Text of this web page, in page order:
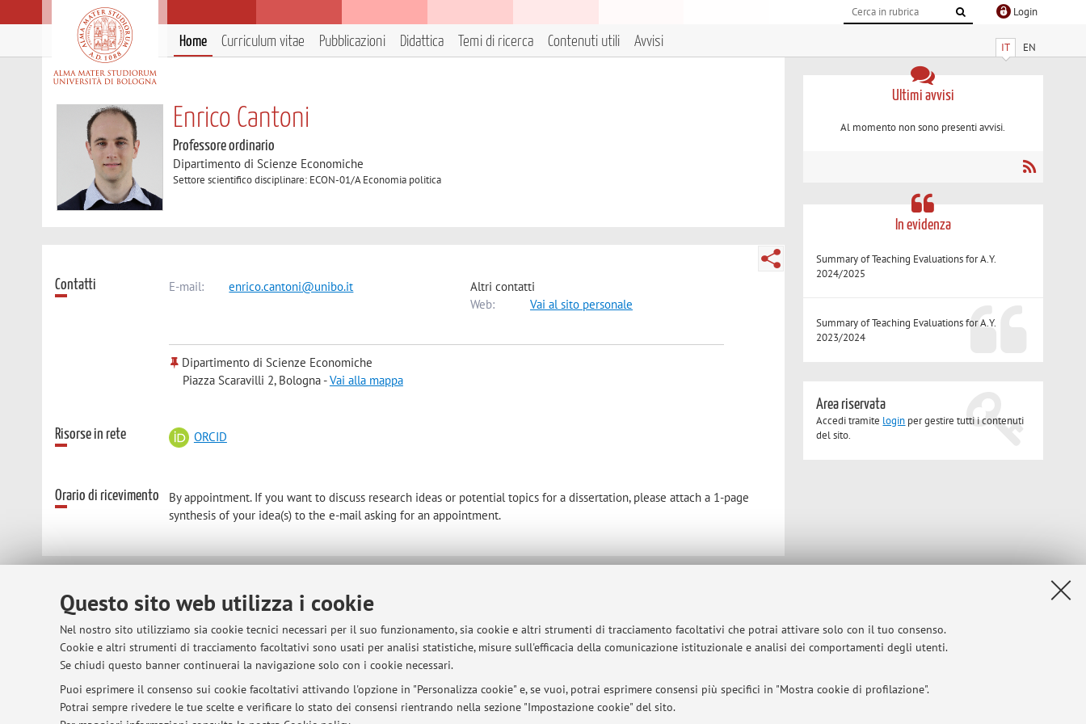
Questo sito web utilizza i cookie
Nel nostro sito utilizziamo sia cookie tecnici necessari per il suo funzionamento, sia cookie e altri strumenti di tracciamento facoltativi che potrai attivare solo con il tuo consenso.
Cookie e altri strumenti di tracciamento facoltativi sono usati per analisi statistiche, misure sull'efficacia della comunicazione istituzionale e analisi dei comportamenti degli utenti.
Se chiudi questo banner continuerai la navigazione solo con i cookie necessari.
Puoi esprimere il consenso sui cookie facoltativi attivando l'opzione in "Personalizza cookie" e, se vuoi, potrai esprimere consensi più specifici in "Mostra cookie di profilazione".
Potrai sempre rivedere le tue scelte e verificare lo stato dei consensi rientrando nella sezione "Impostazione cookie" del sito.
Login
IT EN
Home Curriculum vitae Pubblicazioni Didattica Temi di ricerca Contenuti utili Avvisi
Enrico Cantoni
Professore ordinario
Dipartimento di Scienze Economiche
Settore scientifico disciplinare: ECON-01/A Economia politica
Contatti E-mail: enrico.cantoni@unibo.it
Altri contatti
Web:
Vai al sito personale
Dipartimento di Scienze Economiche
Piazza Scaravilli 2, Bologna -Vai alla mappa
Risorse in rete ORCID
Orario di ricevimento
By appointment. If you want to discuss research ideas or potential topics for a dissertation, please attach a 1-page
synthesis of your idea(s) to the e-mail asking for an appointment.
Ultimi avvisi
Al momento non sono presenti avvisi.
In evidenza
Summary of Teaching Evaluations for A.Y.
2024/2025
Summary of Teaching Evaluations for A.Y.
2023/2024
Area riservata
Accedi tramite login per gestire tutti i contenuti
del sito.
© 2026 - ALMA MATER STUDIORUM - Università di Bologna - Via Zamboni, 33 - 40126 Bologna - Partita IVA: 01131710376